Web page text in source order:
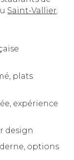
Saint-Vallier.
plats
expérience
design
options